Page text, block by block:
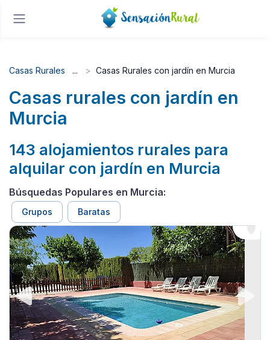
Casas Rurales Casas Rurales con jardín en Murcia
Casas rurales con jardín en
Murcia
143 alojamientos rurales para
alquilar con jardín en Murcia
Búsquedas Populares en Murcia:
Grupos Baratas